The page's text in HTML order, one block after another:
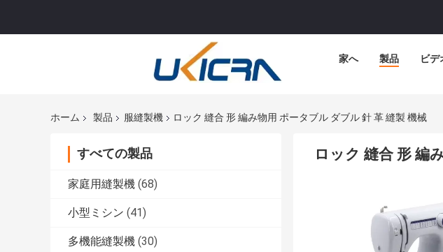
家へ 製品 ビデ
ホーム 製品 服縫製機 ロック 縫合 形 編み物用 ポータブル ダブル 針 革 縫製 機械
すべての製品
家庭用縫製機 (68)
小型ミシン (41)
多機能縫製機 (30)
ロック 縫合 形 編